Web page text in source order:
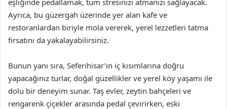
eşliğinde pedallamak, tüm stresinizi atmanızı sağlayacak.
Ayrıca, bu güzergah üzerinde yer alan kafe ve
restoranlardan biriyle mola vererek, yerel lezzetleri tatma
fırsatını da yakalayabilirsiniz.
Bunun yanı sıra, Seferihisar’ın iç kısımlarına doğru
yapacağınız turlar, doğal güzellikler ve yerel köy yaşamı ile
dolu bir deneyim sunar. Taş evler, zeytin bahçeleri ve
rengarenk çiçekler arasında pedal çevirirken, eski